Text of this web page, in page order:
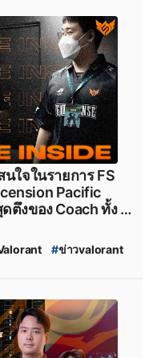
#FullSense
#full_sense
# FS_TALK
#ptc_valorant
#Xerxia
# teamnkt_valorant
นใจในรายการ FS
Pacific
ตึงของ Coach ทั้ง 3
#ข่าวvalorant
#fullsense
#FULL_SENSE_TALK
#FULL_SENSE_ดราม่า